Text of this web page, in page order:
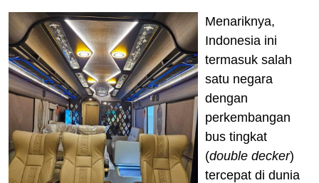
Menariknya,
Indonesia ini
termasuk salah
satu negara
dengan
perkembangan
bus tingkat
(double decker)
tercepat di dunia